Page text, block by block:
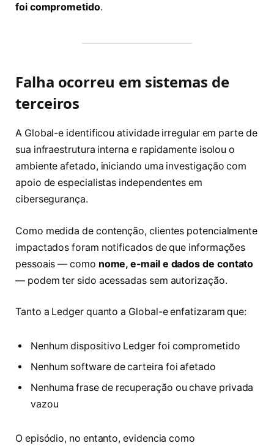
foi comprometido.
Falha ocorreu em sistemas de
terceiros
A Global-e identificou atividade irregular em parte de
sua infraestrutura interna e rapidamente isolou o
ambiente afetado, iniciando uma investigação com
apoio de especialistas independentes em
cibersegurança.
Como medida de contenção, clientes potencialmente
impactados foram notificados de que informações
pessoais — como nome, e-mail e dados de contato
— podem ter sido acessadas sem autorização.
Tanto a Ledger quanto a Global-e enfatizaram que:
Nenhum dispositivo Ledger foi comprometido
Nenhum software de carteira foi afetado
Nenhuma frase de recuperação ou chave privada
vazou
O episódio, no entanto, evidencia como